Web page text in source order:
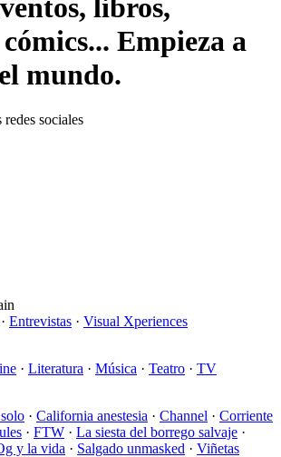
libros,
Empieza a
mundo.
redes sociales
· Entrevistas · Visual Xperiences
· Literatura · Música · Teatro · TV
· California anestesia · Channel · Corriente
· FTW · La siesta del borrego salvaje ·
y la vida · Salgado unmasked · Viñetas